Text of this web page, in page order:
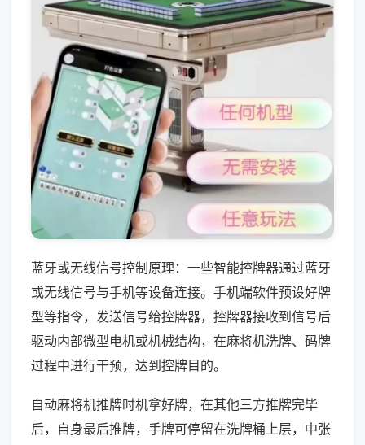
蓝牙或无线信号控制原理：一些智能控牌器通过蓝牙
或无线信号与手机等设备连接。手机端软件预设好牌
型等指令，发送信号给控牌器，控牌器接收到信号后
驱动内部微型电机或机械结构，在麻将机洗牌、码牌
过程中进行干预，达到控牌目的。
自动麻将机推牌时机拿好牌，在其他三方推牌完毕
后，自身最后推牌，手牌可停留在洗牌桶上层，中张